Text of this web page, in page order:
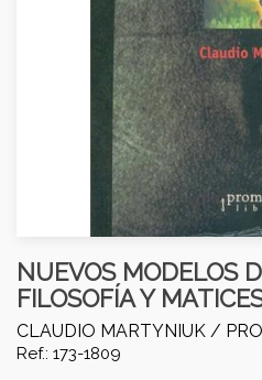
NUEVOS MODELOS
FILOSOFÍA Y
CLAUDIO MARTYNIUK /
Ref.: 173-1809